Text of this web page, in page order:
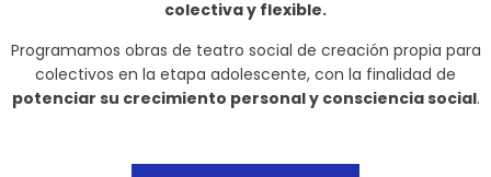
colectiva y flexible.
Programamos obras de teatro social de creación propia para
colectivos en la etapa adolescente, con la finalidad de
potenciar su crecimiento personal y consciencia social.